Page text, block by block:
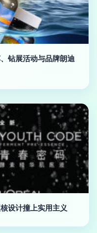
钻展活动与品牌朗迪
设计撞上实用主义